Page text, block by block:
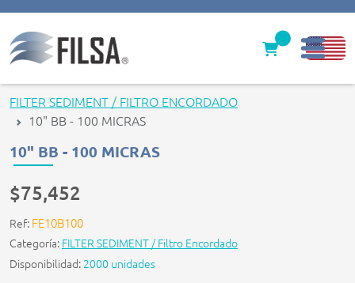
Inicio
Nuestras Soluciones
Productos
Filter caps
Contáctenos
gerencia@filsawater.com
FILTER SEDIMENT / FILTRO ENCORDADO
10" BB - 100 MICRAS
10" BB - 100 MICRAS
$75,452
Ref: FE10B100
Categoría: FILTER SEDIMENT / Filtro Encordado
Disponibilidad: 2000 unidades